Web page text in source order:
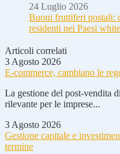
24 Luglio 2026
Buoni fruttiferi postali:
residenti nei Paesi
Articoli correlati
3 Agosto 2026
E-commerce, cambiano le
La gestione del post-vendita
rilevante per le imprese...
3 Agosto 2026
Gestione capitale e
termine